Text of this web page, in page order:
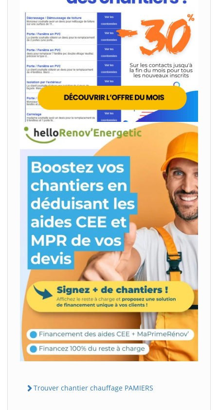
Trouver chantier chauffage PAMIERS